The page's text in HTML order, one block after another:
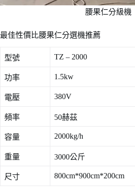
腰果仁分級機
最佳性價比腰果仁分選機推薦
型號 TZ – 2000
功率 1.5kw
電壓 380V
頻率 50赫茲
容量 2000kg/h
重量 3000公斤
尺寸 800cm*900cm*200cm